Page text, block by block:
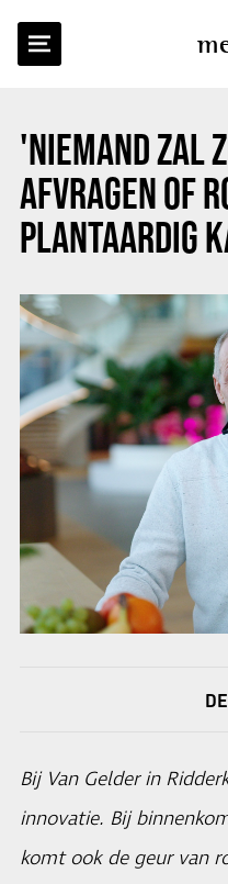
'NIEMAND ZAL
AFVRAGEN OF
PLANTAARDIG
TERUG NAAR OVERZICHT
Bij Van Gelder in
innovatie. Bij
komt ook de geur van